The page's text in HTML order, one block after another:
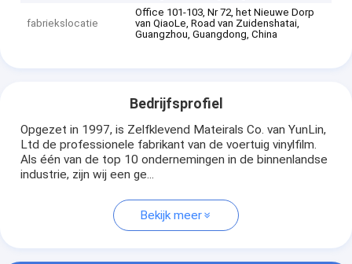
fabriekslocatie
Office 101-103, Nr 72, het Nieuwe Dorp
van QiaoLe, Road van Zuidenshatai,
Guangzhou, Guangdong, China
Bedrijfsprofiel
Opgezet in 1997, is Zelfklevend Mateirals Co. van YunLin,
Ltd de professionele fabrikant van de voertuig vinylfilm.
Als één van de top 10 ondernemingen in de binnenlandse
industrie, zijn wij een ge...
Bekijk meer